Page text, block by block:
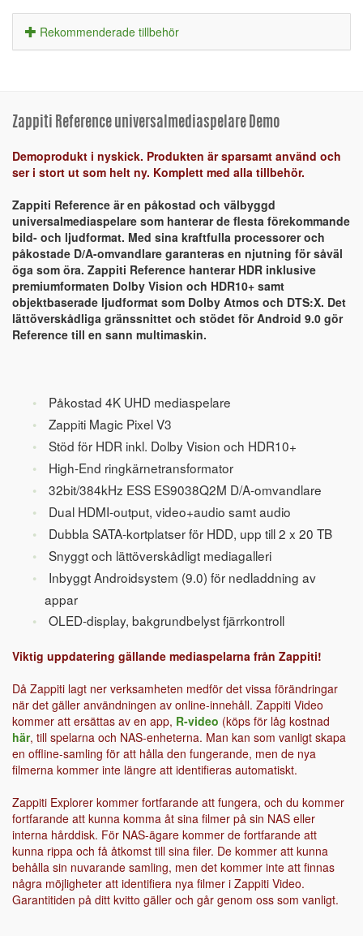
Rekommenderade tillbehör
Zappiti Reference universalmediaspelare Demo
Demoprodukt i nyskick. Produkten är sparsamt använd och
ser i stort ut som helt ny. Komplett med alla tillbehör.
Zappiti Reference är en påkostad och välbyggd
universalmediaspelare som hanterar de flesta förekommande
bild- och ljudformat. Med sina kraftfulla processorer och
påkostade D/A-omvandlare garanteras en njutning för såväl
öga som öra. Zappiti Reference hanterar HDR inklusive
premiumformaten Dolby Vision och HDR10+ samt
objektbaserade ljudformat som Dolby Atmos och DTS:X. Det
lättöverskådliga gränssnittet och stödet för Android 9.0 gör
Reference till en sann multimaskin.
Påkostad 4K UHD mediaspelare
Zappiti Magic Pixel V3
Stöd för HDR inkl. Dolby Vision och HDR10+
High-End ringkärnetransformator
32bit/384kHz ESS ES9038Q2M D/A-omvandlare
Dual HDMI-output, video+audio samt audio
Dubbla SATA-kortplatser för HDD, upp till 2 x 20 TB
Snyggt och lättöverskådligt mediagalleri
Inbyggt Androidsystem (9.0) för nedladdning av
appar
OLED-display, bakgrundbelyst fjärrkontroll
Viktig uppdatering gällande mediaspelarna från Zappiti!
Då Zappiti lagt ner verksamheten medför det vissa förändringar
när det gäller användningen av online-innehåll. Zappiti Video
kommer att ersättas av en app, R-video (köps för låg kostnad
här, till spelarna och NAS-enheterna. Man kan som vanligt skapa
en offline-samling för att hålla den fungerande, men de nya
filmerna kommer inte längre att identifieras automatiskt.
Zappiti Explorer kommer fortfarande att fungera, och du kommer
fortfarande att kunna komma åt sina filmer på sin NAS eller
interna hårddisk. För NAS-ägare kommer de fortfarande att
kunna rippa och få åtkomst till sina filer. De kommer att kunna
behålla sin nuvarande samling, men det kommer inte att finnas
några möjligheter att identifiera nya filmer i Zappiti Video.
Garantitiden på ditt kvitto gäller och går genom oss som vanligt.